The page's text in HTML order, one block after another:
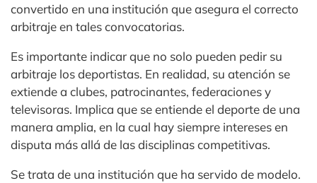
convertido en una institución que asegura el correcto
arbitraje en tales convocatorias.
Es importante indicar que no solo pueden pedir su
arbitraje los deportistas. En realidad, su atención se
extiende a clubes, patrocinantes, federaciones y
televisoras. Implica que se entiende el deporte de una
manera amplia, en la cual hay siempre intereses en
disputa más allá de las disciplinas competitivas.
Se trata de una institución que ha servido de modelo.